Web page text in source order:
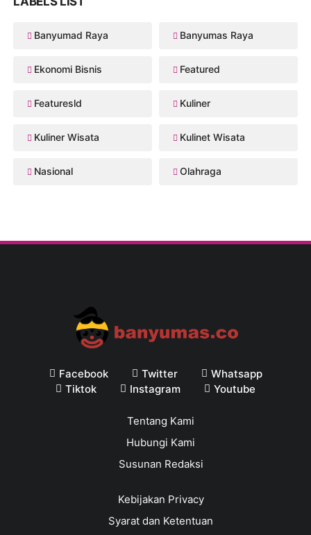
Banyumad Raya Banyumas Raya
Ekonomi Bisnis Featured
Featuresld Kuliner
Kuliner Wisata Kulinet Wisata
Nasional Olahraga
Facebook Twitter
Whatsapp
Tiktok
Instagram Youtube
Tentang Kami
Hubungi Kami
Susunan Redaksi
Kebijakan Privacy
Syarat dan Ketentuan